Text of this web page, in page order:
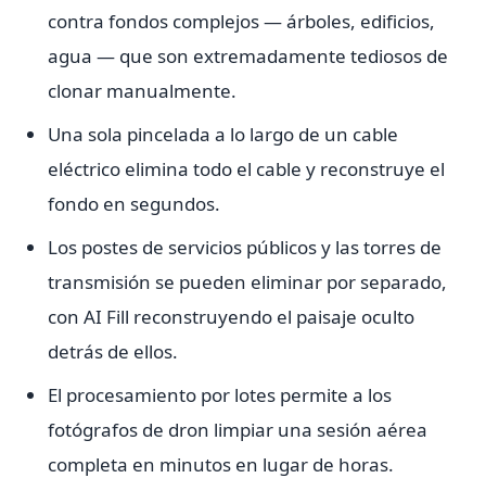
contra fondos complejos — árboles, edificios,
agua — que son extremadamente tediosos de
clonar manualmente.
Una sola pincelada a lo largo de un cable
eléctrico elimina todo el cable y reconstruye el
fondo en segundos.
Los postes de servicios públicos y las torres de
transmisión se pueden eliminar por separado,
con AI Fill reconstruyendo el paisaje oculto
detrás de ellos.
El procesamiento por lotes permite a los
fotógrafos de dron limpiar una sesión aérea
completa en minutos en lugar de horas.